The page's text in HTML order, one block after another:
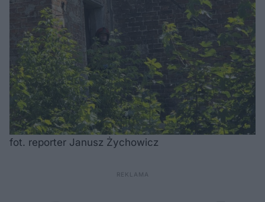
fot. reporter Janusz Żychowicz